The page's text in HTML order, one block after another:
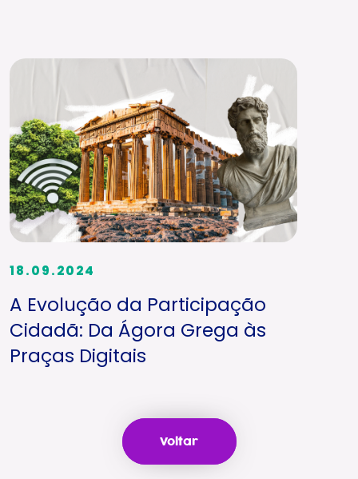
18.09.2024
A Evolução da Participação
Cidadã: Da Ágora Grega às
Praças Digitais
Voltar